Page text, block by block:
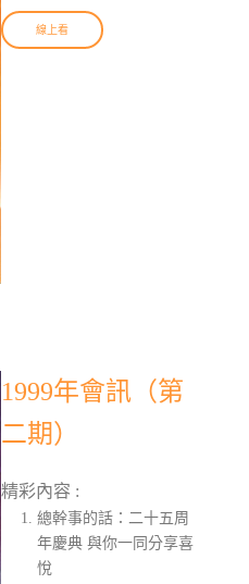
線上看
1999年會訊（第
二期）
精彩內容 :
總幹事的話：二十五周
年慶典 與你一同分享喜
悅